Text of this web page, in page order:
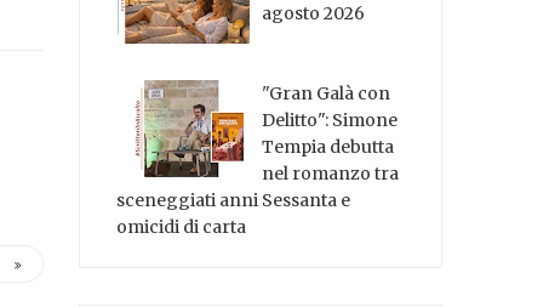
agosto 2026
"Gran Galà con
Delitto": Simone
Tempia debutta
nel romanzo tra
sceneggiati anni Sessanta e
omicidi di carta